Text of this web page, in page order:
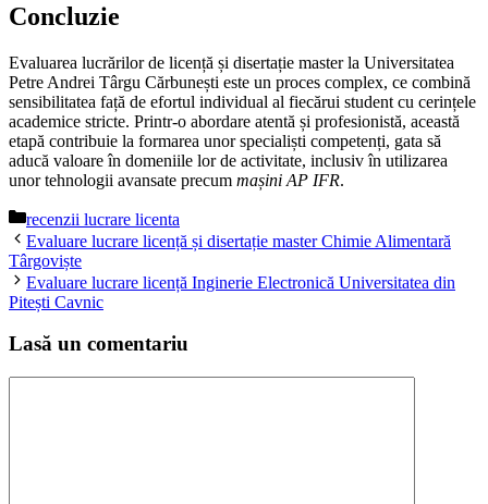
Concluzie
Evaluarea lucrărilor de licență și disertație master la Universitatea
Petre Andrei Târgu Cărbunești este un proces complex, ce combină
sensibilitatea față de efortul individual al fiecărui student cu cerințele
academice stricte. Printr-o abordare atentă și profesionistă, această
etapă contribuie la formarea unor specialiști competenți, gata să
aducă valoare în domeniile lor de activitate, inclusiv în utilizarea
unor tehnologii avansate precum mașini AP IFR.
Categorii
recenzii lucrare licenta
Evaluare lucrare licență și disertație master Chimie Alimentară
Târgoviște
Evaluare lucrare licență Inginerie Electronică Universitatea din
Pitești Cavnic
Lasă un comentariu